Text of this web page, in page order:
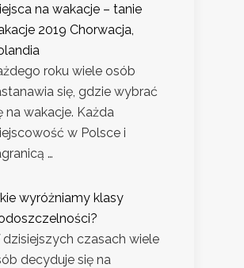
na wakacje – tanie
2019 Chorwacja,
roku wiele osób
się, gdzie wybrać
na wakacje. Każda
w Polsce i
…
wyróżniamy klasy
dzisiejszych czasach wiele
decyduje się na